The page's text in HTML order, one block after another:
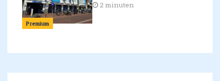
Premium
2 minuten